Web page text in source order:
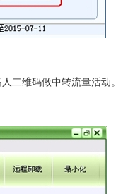
二维码做中转流量活动。